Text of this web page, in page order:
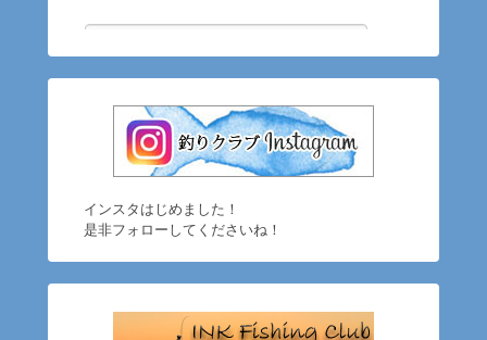
インスタはじめました！
是非フォローしてくださいね！